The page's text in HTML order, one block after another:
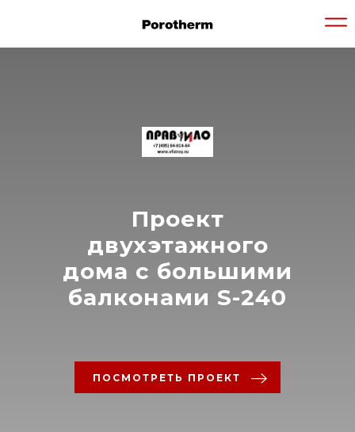
Проект
двухэтажного
дома с большими
балконами S-240
ПОСМОТРЕТЬ ПРОЕКТ